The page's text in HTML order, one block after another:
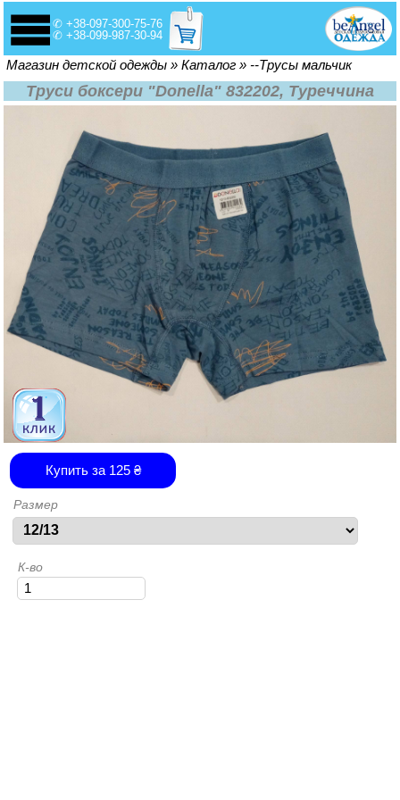
✆ +38-097-300-75-76
✆ +38-099-987-30-94
Вы здесь
Магазин детской одежды » Каталог » --Трусы мальчик
Труси боксери "Donella" 832202, Туреччина
Купить за 125₴
Размер
К-во